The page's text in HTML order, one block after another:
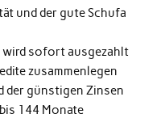
und der gute Schufa
wird sofort ausgezahlt
zusammenlegen
der günstigen Zinsen
144 Monate